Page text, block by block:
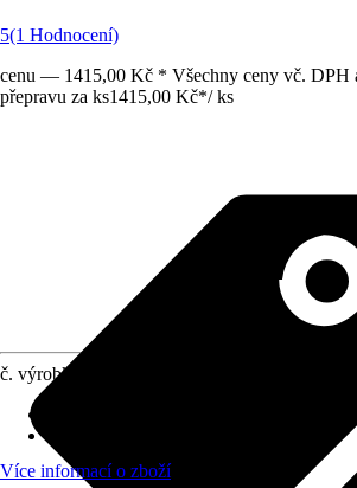
5(1 Hodnocení)
cenu — 1415,00 Kč * Všechny ceny vč. DPH
přepravu za ks1415,00 Kč*/ ks
č. výrobku
Více informací o zboží